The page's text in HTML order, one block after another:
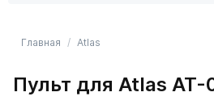
Главная Atlas
Пульт для Atlas AT-